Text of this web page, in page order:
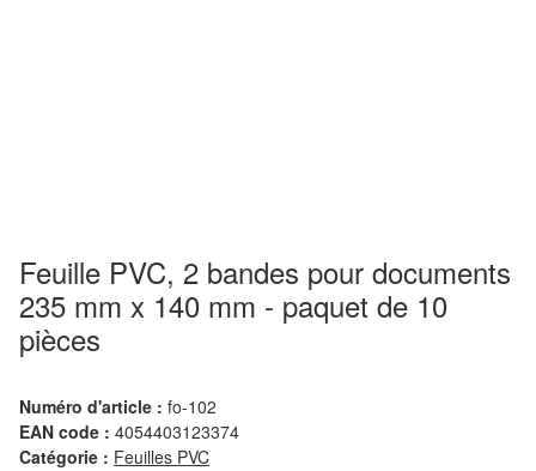
Feuille PVC, 2 bandes pour documents
235 mm x 140 mm - paquet de 10
pièces
Numéro d'article : fo-102
EAN code : 4054403123374
Catégorie : Feuilles PVC